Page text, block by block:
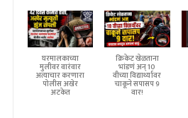
घरमालकाच्या
मुलीवर वारंवार
अत्याचार करणारा
पोलीस अखेर
अटकेत
क्रिकेट खेळताना
भांडणं अन् 10
वीच्या विद्यार्थ्यावर
चाकूने सपासप 9
वार!